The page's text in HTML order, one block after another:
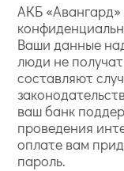
АКБ «Авангард»
Ваши данные
люди не
составляют
ваш банк
проведения
оплате вам
пароль.